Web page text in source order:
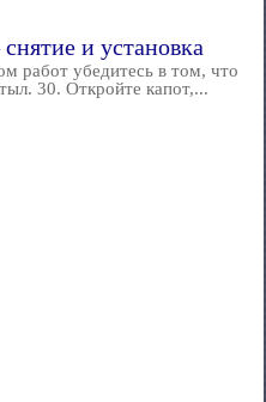
и установка
работ убедитесь в том, что
30. Откройте капот,...